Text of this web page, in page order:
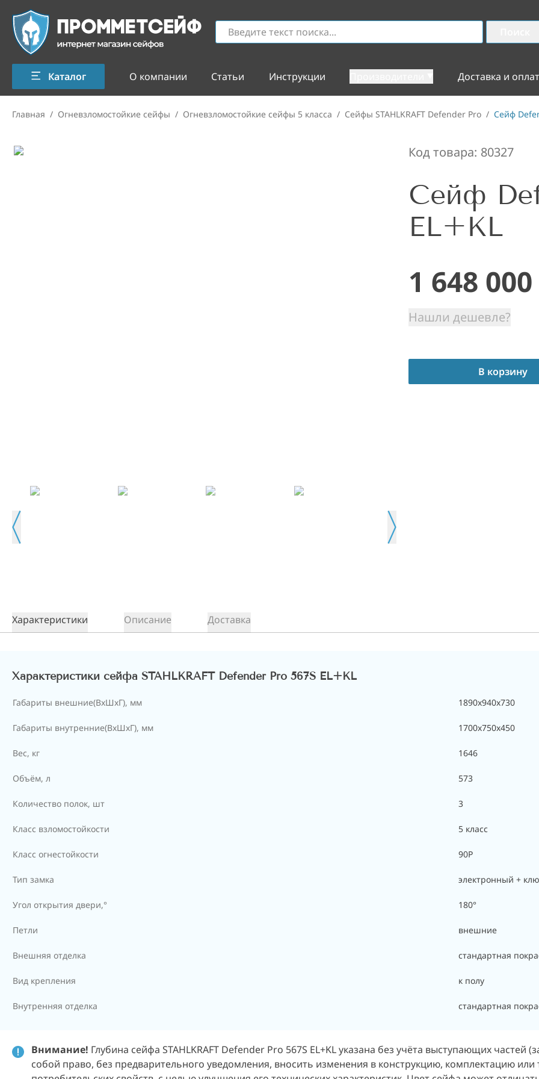
Каталог О компании Статьи Инструкции Доставка и
Главная / Огневзломостойкие сейфы / Огневзломостойкие сейфы 5 класса / Сейфы STAHLKRAFT Defender Pro / Сейф
Код товара: 80327
Сейф
EL+KL
1 648 000
Нашли дешевле?
В корзину
Характеристики Описание Доставка
Характеристики сейфа STAHLKRAFT Defender Pro 567S EL+KL
Габариты внешние(ВхШхГ), мм 1890х940х730
Габариты внутренние(ВхШхГ), мм 1700х750х450
Вес, кг 1646
Объём, л 573
Количество полок, шт 3
Класс взломостойкости 5 класс
Класс огнестойкости 90Р
Тип замка электронный +
Угол открытия двери,° 180°
Петли внешние
Внешняя отделка стандартная
Вид крепления к полу
Внутренняя отделка стандартная
Внимание! Глубина сейфа STAHLKRAFT Defender Pro 567S EL+KL указана без учёта выступающих частей
собой право, без предварительного уведомления, вносить изменения в конструкцию, комплектацию